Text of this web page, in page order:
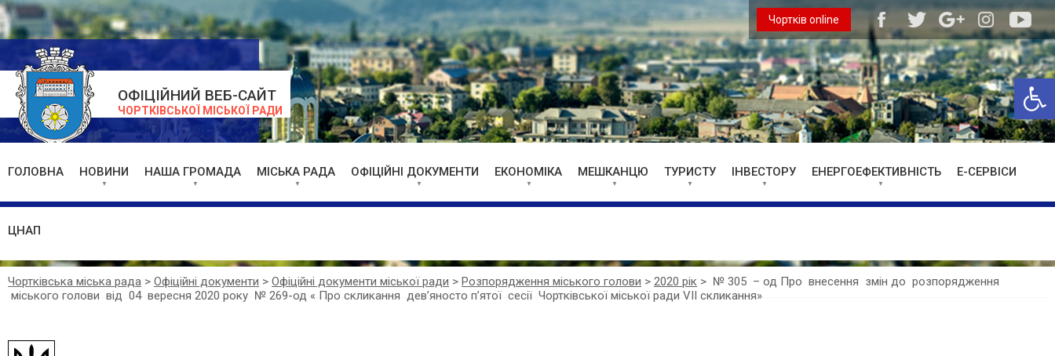
ОФІЦІЙНИЙ ВЕБ-САЙТ
ЧОРТКІВСЬКОЇ МІСЬКОЇ РАДИ
Чортків online
ГОЛОВНА НОВИНИ НАША ГРОМАДА МІСЬКА РАДА ОФІЦІЙНІ ДОКУМЕНТИ ЕКОНОМІКА МЕШКАНЦЮ ТУРИСТУ ІНВЕСТОРУ ЕНЕРГОЕФЕКТИВНІСТЬ Е-СЕРВІСИ
ЦНАП
Чортківська міська рада > Офіційні документи > Офіційні документи міської ради > Розпорядження міського голови > 2020 рік > № 305 – од Про внесення змін до розпорядження
міського голови від 04 вересня 2020 року № 269-од « Про скликання дев’яносто п’ятої cесії Чортківської міської ради VІІ скликання»